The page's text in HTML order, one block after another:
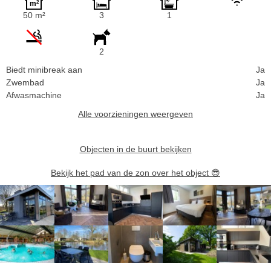
50 m² 3 1
2
Biedt minibreak aan
Ja
Zwembad
Ja
Afwasmachine
Ja
Alle voorzieningen weergeven
Objecten in de buurt bekijken
Bekijk het pad van de zon over het object 😎